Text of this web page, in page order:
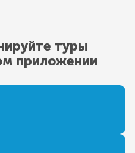
туры
приложении